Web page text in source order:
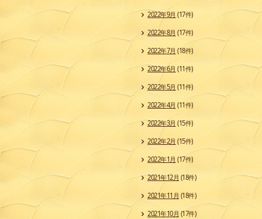
2022年9月 (17件)
2022年8月 (17件)
2022年7月 (18件)
2022年6月 (11件)
2022年5月 (11件)
2022年4月(11件)
2022年3月 (15件)
2022年2月 (15件)
2022年1月 (17件)
2021年12月 (18件)
2021年11月 (18件)
2021年10月(17件)